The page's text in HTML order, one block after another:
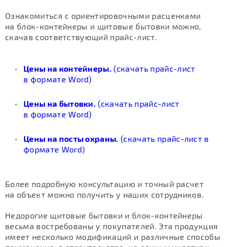
Ознакомиться с ориентировочными расценками
на блок-контейнеры и щитовые бытовки можно,
скачав соответствующий прайс-лист.
Цены на контейнеры. (скачать прайс-лист
в формате Word)
Цены на бытовки. (скачать прайс-лист
в формате Word)
Цены на посты охраны. (скачать прайс-лист в
формате Word)
Более подробную консультацию и точный расчет
на объект можно получить у наших сотрудников.
Недорогие щитовые бытовки и блок-контейнеры
весьма востребованы у покупателей. Эта продукция
имеет несколько модификаций и различные способы